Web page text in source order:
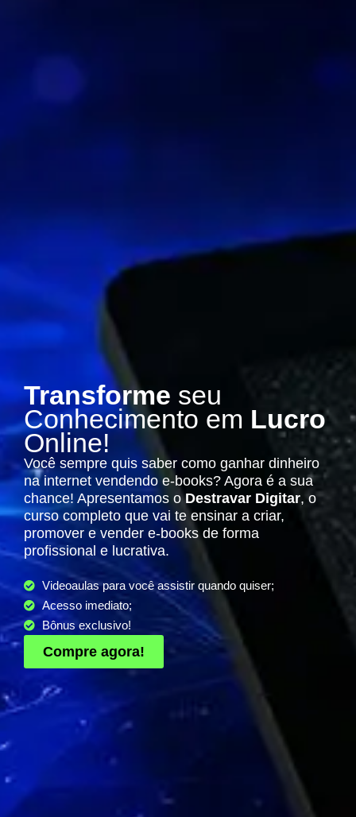
Transforme seu
Conhecimento em Lucro
Online!
Você sempre quis saber como ganhar dinheiro
na internet vendendo e-books? Agora é a sua
chance! Apresentamos oDestravar Digitar, o
curso completo que vai te ensinar a criar,
promover e vender e-books de forma
profissional e lucrativa.
Videoaulas para você assistir quando quiser;
Acesso imediato;
Bônus exclusivo!
Compre agora!